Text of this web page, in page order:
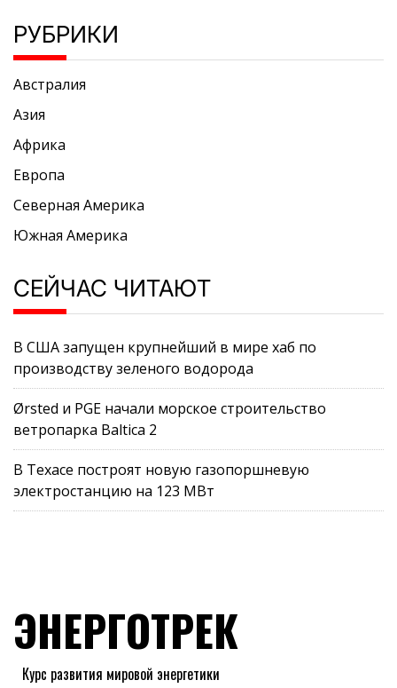
РУБРИКИ
Австралия
Азия
Африка
Европа
Северная Америка
Южная Америка
СЕЙЧАС ЧИТАЮТ
В США запущен крупнейший в мире хаб по
производству зеленого водорода
Ørsted и PGE начали морское строительство
ветропарка Baltica 2
В Техасе построят новую газопоршневую
электростанцию на 123 МВт
ЭНЕРГОТРЕК
Курс развития мировой энергетики